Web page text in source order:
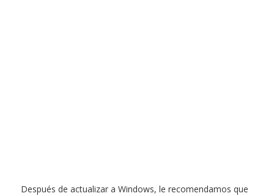
Después de actualizar a Windows, le recomendamos que